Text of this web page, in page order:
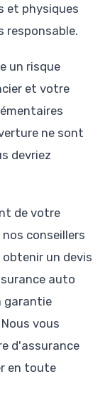
et physiques
responsable.
un risque
et votre
ne sont
devriez
de votre
conseillers
un devis
auto
garantie
vous
d'assurance
en toute